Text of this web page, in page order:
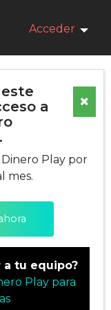
Acceder
a
Play por
mes.
a tu equipo?
Play para